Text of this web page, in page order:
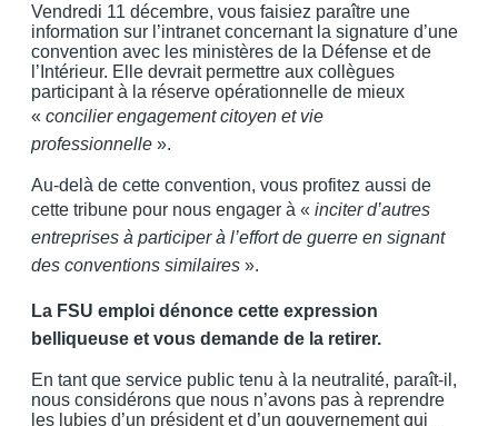
Vendredi 11 décembre, vous faisiez paraître une
information sur l’intranet concernant la signature d’une
convention avec les ministères de la Défense et de
l’Intérieur. Elle devrait permettre aux collègues
participant à la réserve opérationnelle de mieux
« concilier engagement citoyen et vie
professionnelle ».
Au-delà de cette convention, vous profitez aussi de
cette tribune pour nous engager à « inciter d’autres
entreprises à participer à l’effort de guerre en signant
des conventions similaires ».
La FSU emploi dénonce cette expression
belliqueuse et vous demande de la retirer.
En tant que service public tenu à la neutralité, paraît-il,
nous considérons que nous n’avons pas à reprendre
les lubies d’un président et d’un gouvernement qui